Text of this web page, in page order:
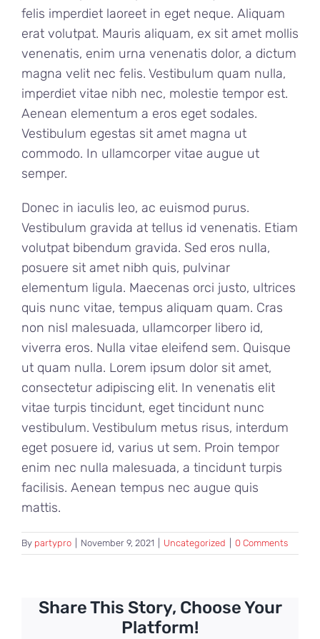
felis imperdiet laoreet in eget neque. Aliquam
erat volutpat. Mauris aliquam, ex sit amet mollis
venenatis, enim urna venenatis dolor, a dictum
magna velit nec felis. Vestibulum quam nulla,
imperdiet vitae nibh nec, molestie tempor est.
Aenean elementum a eros eget sodales.
Vestibulum egestas sit amet magna ut
commodo. In ullamcorper vitae augue ut
semper.
Donec in iaculis leo, ac euismod purus.
Vestibulum gravida at tellus id venenatis. Etiam
volutpat bibendum gravida. Sed eros nulla,
posuere sit amet nibh quis, pulvinar
elementum ligula. Maecenas orci justo, ultrices
quis nunc vitae, tempus aliquam quam. Cras
non nisl malesuada, ullamcorper libero id,
viverra eros. Nulla vitae eleifend sem. Quisque
ut quam nulla. Lorem ipsum dolor sit amet,
consectetur adipiscing elit. In venenatis elit
vitae turpis tincidunt, eget tincidunt nunc
vestibulum. Vestibulum metus risus, interdum
eget posuere id, varius ut sem. Proin tempor
enim nec nulla malesuada, a tincidunt turpis
facilisis. Aenean tempus nec augue quis
mattis.
By partypro November 9, 2021 Uncategorized 0 Comments
Share This Story, Choose Your
Platform!